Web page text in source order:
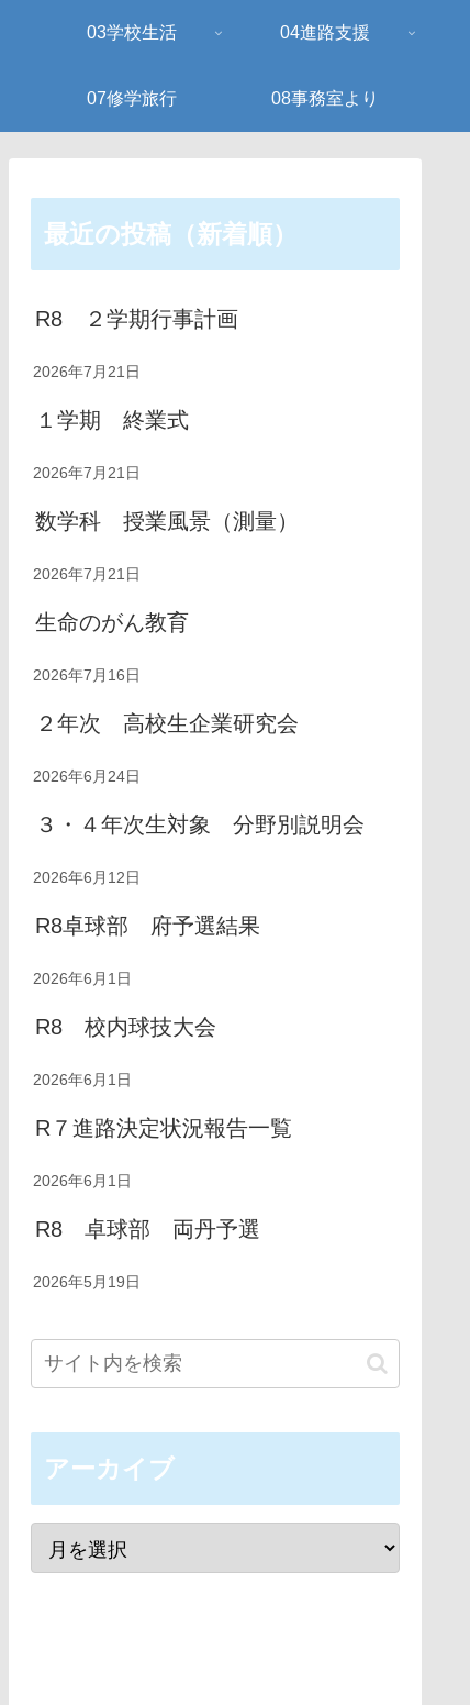
03学校生活 04進路支援
07修学旅行 08事務室より
最近の投稿（新着順）
R8 ２学期行事計画
2026年7月21日
１学期 終業式
2026年7月21日
数学科 授業風景（測量）
2026年7月21日
生命のがん教育
2026年7月16日
２年次 高校生企業研究会
2026年6月24日
３・４年次生対象 分野別説明会
2026年6月12日
R8卓球部 府予選結果
2026年6月1日
R8 校内球技大会
2026年6月1日
R７進路決定状況報告一覧
2026年6月1日
R8 卓球部 両丹予選
2026年5月19日
アーカイブ